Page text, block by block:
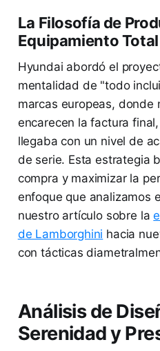
La Filosofía de
Equipamiento Total
Hyundai abordó el
mentalidad de "todo
marcas europeas, donde
encarecen la factura
llegaba con un nivel de
de serie. Esta estrategia
compra y maximizar la
enfoque que analizamos
nuestro artículo sobre la
de Lamborghini hacia
con tácticas
Análisis de
Serenidad y